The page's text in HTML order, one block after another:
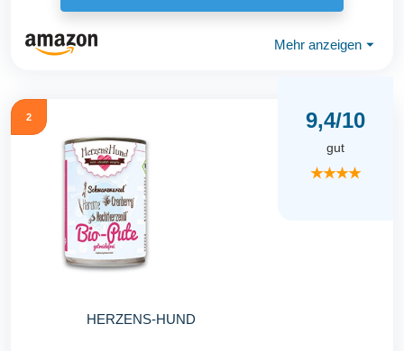
Mehr anzeigen ⏷
2
HERZENS-HUND
9,4/10
gut
★★★★